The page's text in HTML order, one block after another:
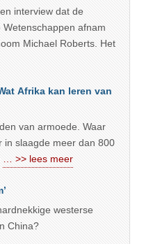
interview dat de
afnam
Michael Roberts. Het
Afrika kan leren van
van armoede. Waar
in slaagde meer dan 800
… >> lees meer
westerse
China?